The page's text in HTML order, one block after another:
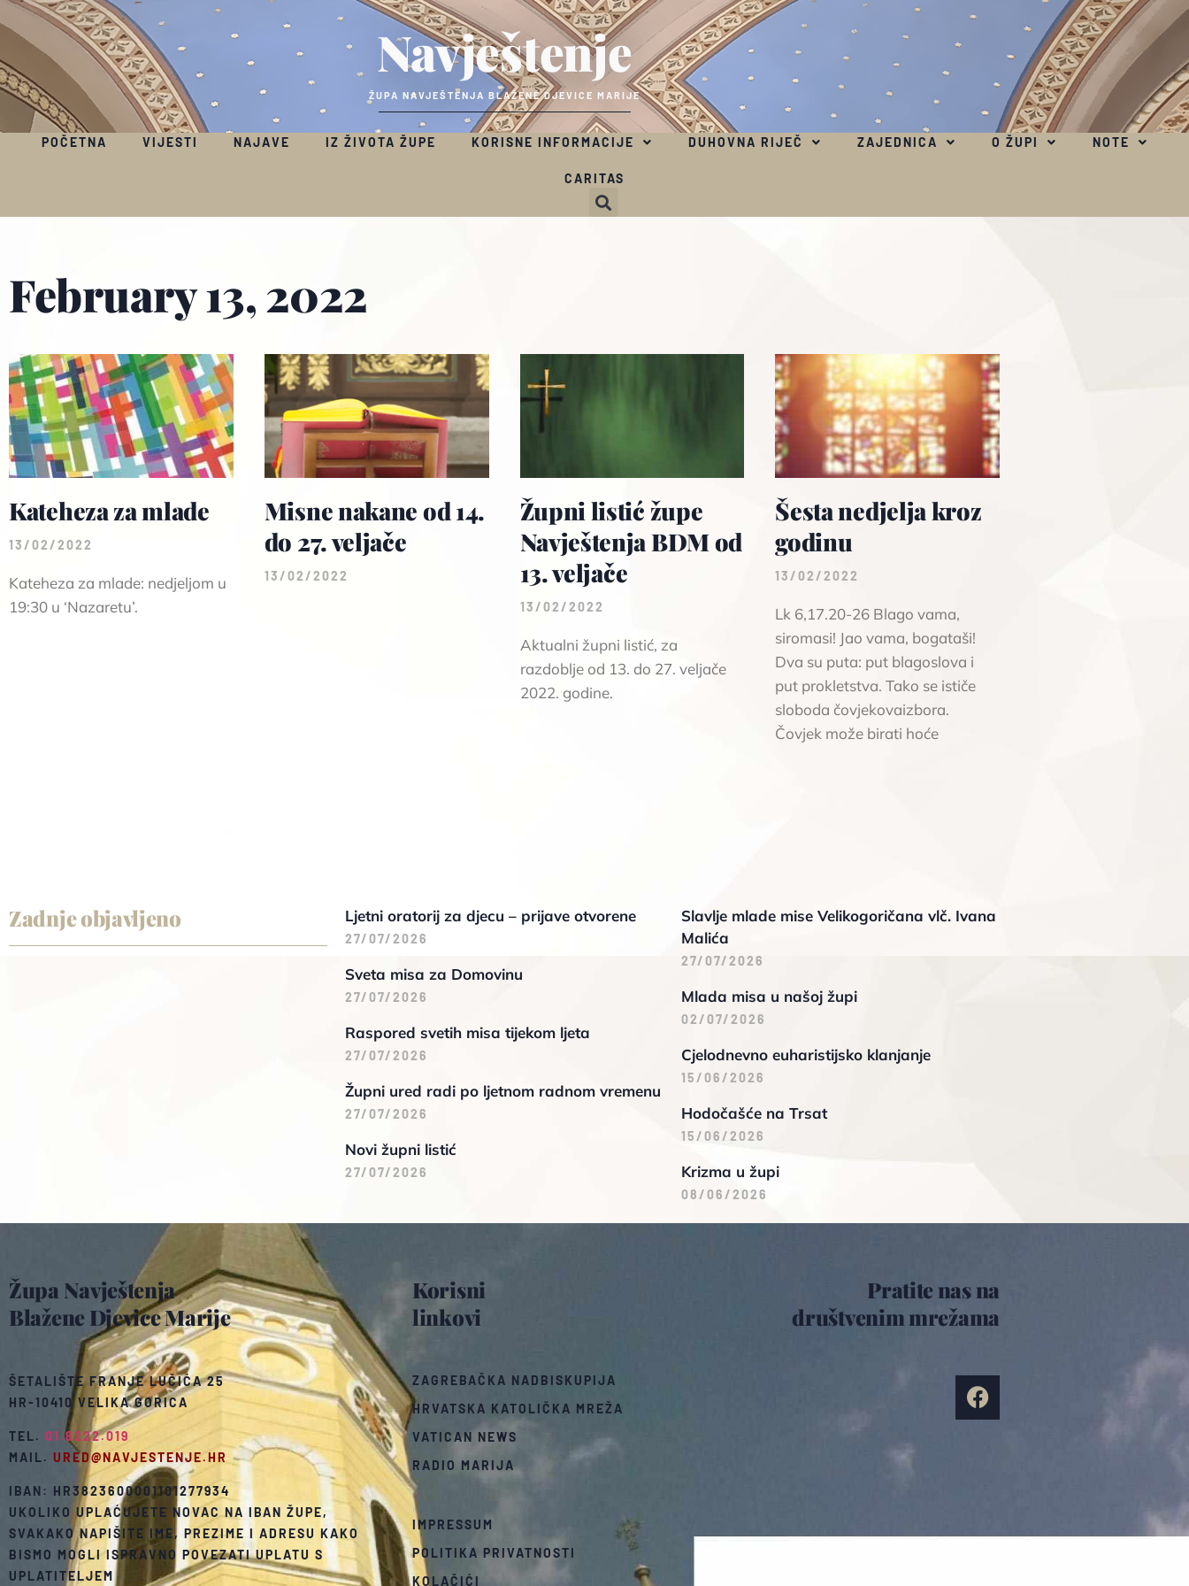
Navještenje
ŽUPA NAVJEŠTENJA BLAŽENE DJEVICE MARIJE
POČETNA VIJESTI NAJAVE IZ ŽIVOTA ŽUPE KORISNE INFORMACIJE DUHOVNA RIJEČ ZAJEDNICA O ŽUPI NOTE
CARITAS
February 13, 2022
Kateheza za mlade
13/02/2022
Kateheza za mlade: nedjeljom u
19:30 u ‘Nazaretu’.
Misne nakane od 14.
do 27. veljače
13/02/2022
Župni listić župe
Navještenja BDM od
13. veljače
13/02/2022
Aktualni župni listić, za
razdoblje od 13. do 27. veljače
2022. godine.
Šesta nedjelja kroz
godinu
13/02/2022
Lk 6,17.20-26 Blago vama,
siromasi! Jao vama, bogataši!
Dva su puta: put blagoslova i
put prokletstva. Tako se ističe
sloboda čovjekovaizbora.
Čovjek može birati hoće
Zadnje objavljeno Ljetni oratorij za djecu – prijave otvorene
27/07/2026
Sveta misa za Domovinu
27/07/2026
Raspored svetih misa tijekom ljeta
27/07/2026
Župni ured radi po ljetnom radnom vremenu
27/07/2026
Novi župni listić
27/07/2026
Slavlje mlade mise Velikogoričana vlč. Ivana
Malića
27/07/2026
Mlada misa u našoj župi
02/07/2026
Cjelodnevno euharistijsko klanjanje
15/06/2026
Hodočašće na Trsat
15/06/2026
Krizma u župi
08/06/2026
Župa Navještenja
Blažene Djevice Marije
ŠETALIŠTE FRANJE LUČIĆA 25
HR-10410 VELIKA GORICA
TEL. 01.6222.019
MAIL. URED@NAVJESTENJE.HR
IBAN: HR3823600001101277934
UKOLIKO UPLAĆUJETE NOVAC NA IBAN ŽUPE,
SVAKAKO NAPIŠITE IME, PREZIME I ADRESU KAKO
BISMO MOGLI ISPRAVNO POVEZATI UPLATU S
UPLATITELJEM
Korisni
linkovi
ZAGREBAČKA NADBISKUPIJA
HRVATSKA KATOLIČKA MREŽA
VATICAN NEWS
RADIO MARIJA
IMPRESSUM
POLITIKA PRIVATNOSTI
KOLAČIĆI
Pratite nas na
društvenim mrežama